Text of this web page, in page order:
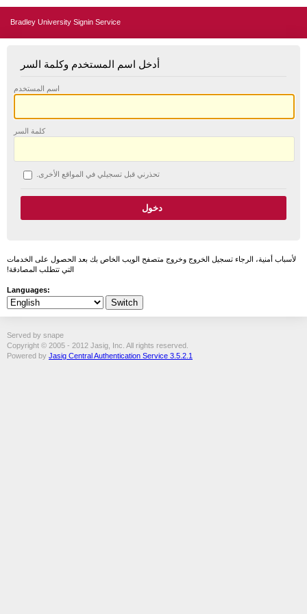
Bradley University Signin Service
أدخل اسم المستخدم وكلمة السر
اسم المستخدم
كلمة السر
تحذرني قبل تسجيلي في المواقع الأخرى.
لأسباب أمنية، الرجاء تسجيل الخروج وخروج متصفح الويب الخاص بك بعد الحصول على الخدمات
التي تتطلب المصادقة!
Languages:
Served by snape
Copyright © 2005 - 2012 Jasig, Inc. All rights reserved.
Powered by Jasig Central Authentication Service 3.5.2.1